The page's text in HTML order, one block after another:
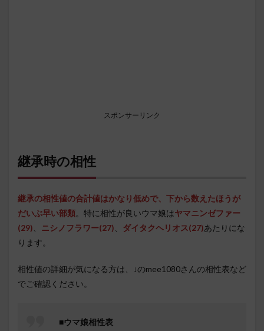
スポンサーリンク
継承時の相性
継承の相性値の合計値はかなり低めで、下から数えたほうが
だいぶ早い部類。特に相性が良いウマ娘はヤマニンゼファー
(29)
ニシノフラワー(27) ダイタクヘリオス(27)あたりにな
ります。
相性値の詳細が気になる方は、↓のmee1080さんの相性表など
でご確認ください。
■ウマ娘相性表